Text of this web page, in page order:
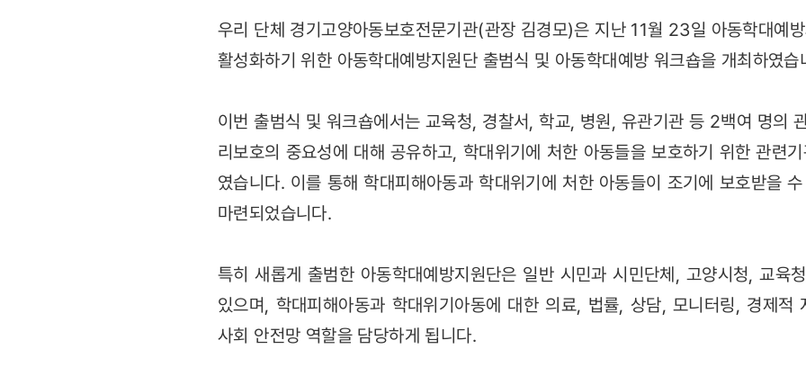
우리 단체 경기고양아동보호전문기관(관장 김경모)은 지난 11월 23일 아동학대예
활성화하기 위한 아동학대예방지원단 출범식 및 아동학대예방 워크숍을 개최하였습
이번 출범식 및 워크숍에서는 교육청, 경찰서, 학교, 병원, 유관기관 등 2백여 명의
리보호의 중요성에 대해 공유하고, 학대위기에 처한 아동들을 보호하기 위한 관련
였습니다. 이를 통해 학대피해아동과 학대위기에 처한 아동들이 조기에 보호받을
마련되었습니다.
특히 새롭게 출범한 아동학대예방지원단은 일반 시민과 시민단체, 고양시청, 교육
있으며, 학대피해아동과 학대위기아동에 대한 의료, 법률, 상담, 모니터링, 경제적
사회 안전망 역할을 담당하게 됩니다.